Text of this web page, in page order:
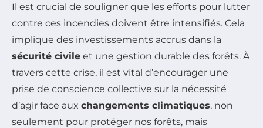
Il est crucial de souligner que les efforts pour lutter
contre ces incendies doivent être intensifiés. Cela
implique des investissements accrus dans la
sécurité civile et une gestion durable des forêts. À
travers cette crise, il est vital d’encourager une
prise de conscience collective sur la nécessité
d’agir face aux changements climatiques, non
seulement pour protéger nos forêts, mais